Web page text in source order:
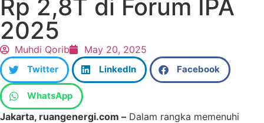
Rp 2,8T di Forum IPA
2025
Muhdi Qorib May 20, 2025
Twitter LinkedIn Facebook
WhatsApp
Jakarta, ruangenergi.com – Dalam rangka memenuhi